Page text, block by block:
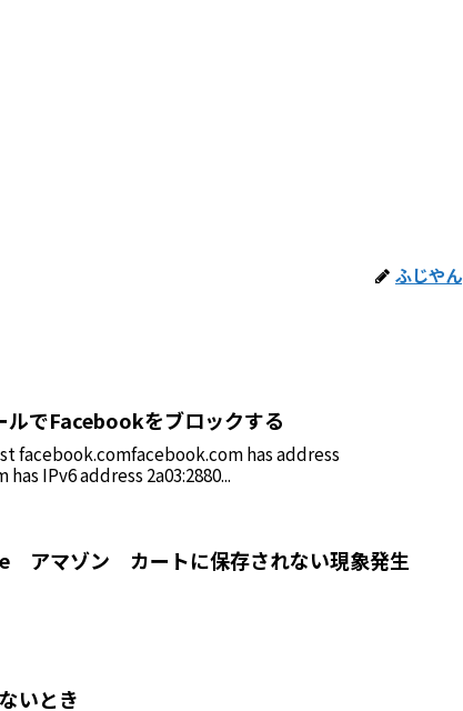
ふじやん
でFacebookをブロックする
facebook.comfacebook.com has address
IPv6 address 2a03:2880...
アマゾン カートに保存されない現象発生
いとき